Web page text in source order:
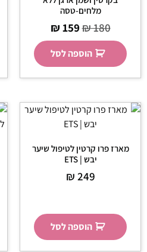
מלחים-טסה
₪180
₪159
הוספה לסל
מארז פרו קרטין לטיפול שיער
יבש | ETS
₪249
הוספה לסל